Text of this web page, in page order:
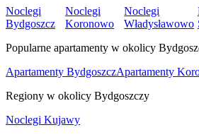
Noclegi
Bydgoszcz
Noclegi
Koronowo
Noclegi
Władysławowo
Popularne apartamenty w okolicy
Apartamenty BydgoszczApartamenty
Regiony w okolicy Bydgoszczy
Noclegi Kujawy